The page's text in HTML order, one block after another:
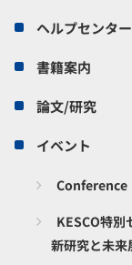
ヘルプセンター
書籍案内
論文/研究
イベント
Conference
KESCO特別
新研究と未来